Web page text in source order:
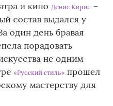
и кино Денис Кирис –
состав выдался у
один день бравая
порадовать
не одним
«Русский стиль» прошел
мастерству для